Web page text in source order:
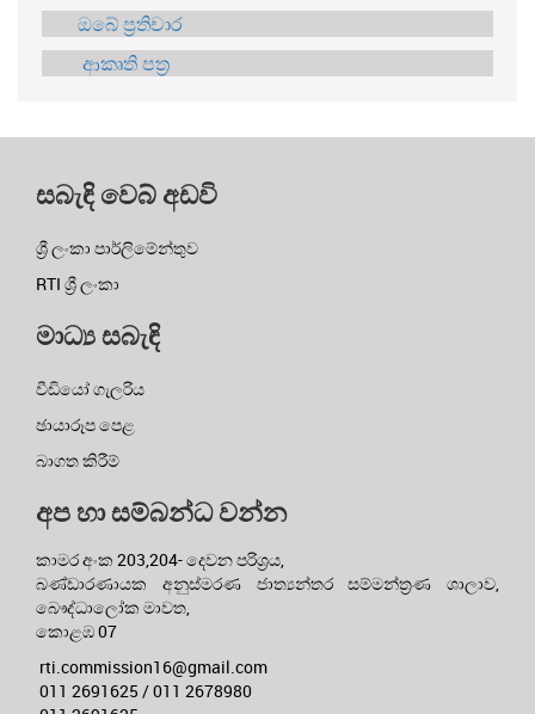
ඔබේ ප්‍රතිචාර
ආකෘති පත්‍ර
සබැඳි වෙබ් අඩවි
ශ්‍රී ලංකා පාර්ලිමේන්තුව
RTI ශ්‍රී ලංකා
මාධ්‍ය සබැඳි
වීඩියෝ ගැලරිය
ඡායාරූප පෙළ
බාගත කිරීම්
අප හා සම්බන්ධ වන්න
කාමර අංක 203,204- දෙවන පරිශ්‍රය,
බණ්ඩාරණායක අනුස්මරණ ජාත්‍යන්තර සම්මන්ත්‍රණ ශාලාව,
බෞද්ධාලෝක මාවත,
කොළඹ 07
rti.commission16@gmail.com
011 2691625 / 011 2678980